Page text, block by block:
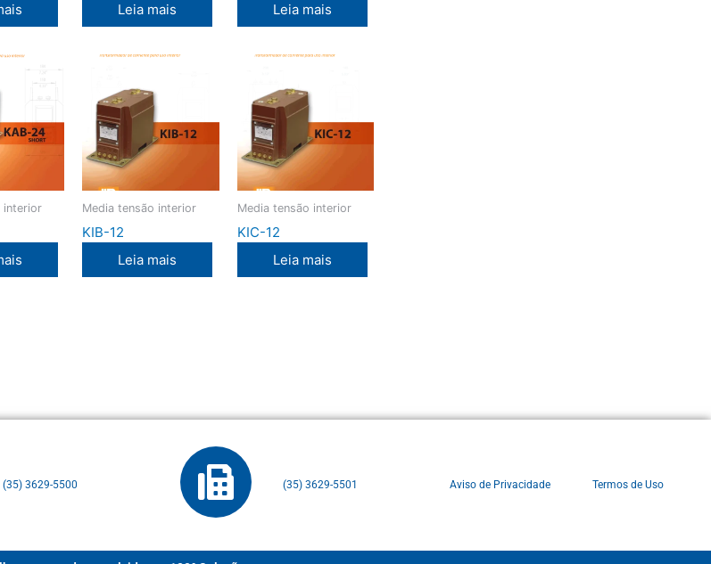
Leia mais
Leia mais
interior Media tensão interior
KIB-12
Leia mais
Media tensão interior
KIC-12
Leia mais
(35) 3629-5500 (35) 3629-5501 Aviso de Privacidade Termos de Uso